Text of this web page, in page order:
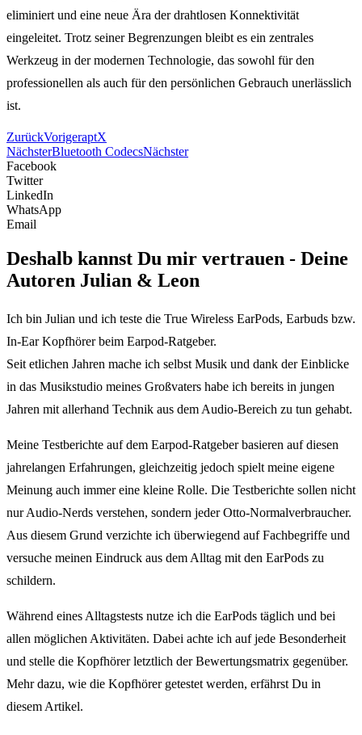
eliminiert und eine neue Ära der drahtlosen Konnektivität
eingeleitet. Trotz seiner Begrenzungen bleibt es ein zentrales
Werkzeug in der modernen Technologie, das sowohl für den
professionellen als auch für den persönlichen Gebrauch unerlässlich
ist.
ZurückVorigeraptX
NächsterBluetooth CodecsNächster
Facebook
Twitter
LinkedIn
WhatsApp
Email
Deshalb kannst Du mir vertrauen - Deine
Autoren Julian & Leon
Ich bin Julian und ich teste die True Wireless EarPods, Earbuds bzw.
In-Ear Kopfhörer beim Earpod-Ratgeber.
Seit etlichen Jahren mache ich selbst Musik und dank der Einblicke
in das Musikstudio meines Großvaters habe ich bereits in jungen
Jahren mit allerhand Technik aus dem Audio-Bereich zu tun gehabt.
Meine Testberichte auf dem Earpod-Ratgeber basieren auf diesen
jahrelangen Erfahrungen, gleichzeitig jedoch spielt meine eigene
Meinung auch immer eine kleine Rolle. Die Testberichte sollen nicht
nur Audio-Nerds verstehen, sondern jeder Otto-Normalverbraucher.
Aus diesem Grund verzichte ich überwiegend auf Fachbegriffe und
versuche meinen Eindruck aus dem Alltag mit den EarPods zu
schildern.
Während eines Alltagstests nutze ich die EarPods täglich und bei
allen möglichen Aktivitäten. Dabei achte ich auf jede Besonderheit
und stelle die Kopfhörer letztlich der Bewertungsmatrix gegenüber.
Mehr dazu, wie die Kopfhörer getestet werden, erfährst Du in
diesem Artikel.